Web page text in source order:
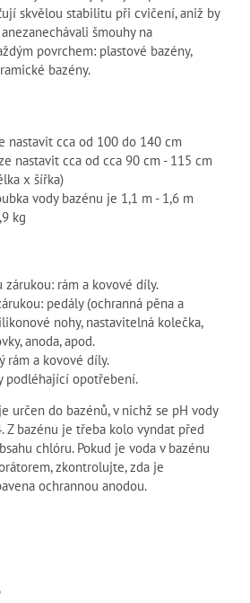
skvělou stabilitu při cvičení, aniž by
nezanechávali šmouhy na
povrchem: plastové bazény,
bazény.
nastavit cca od 100 do 140 cm
nastavit cca od cca 90 cm - 115 cm
x šířka)
vody bazénu je 1,1 m - 1,6 m
kg
zárukou: rám a kovové díly.
pedály (ochranná pěna a
nohy, nastavitelná kolečka,
anoda, apod.
rám a kovové díly.
podléhající opotřebení.
určen do bazénů, v nichž se pH vody
Z bazénu je třeba kolo vyndat před
chlóru. Pokud je voda v bazénu
zkontrolujte, zda je
ochrannou anodou.